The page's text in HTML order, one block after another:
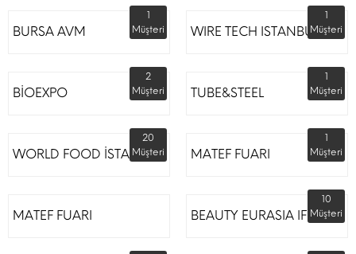
BURSA AVM
1
Müşteri
WIRE TECH ISTANBUL
1
Müşteri
BİOEXPO
2
Müşteri
TUBE&STEEL
1
Müşteri
WORLD FOOD İSTANBUL
20
Müşteri
MATEF FUARI
1
Müşteri
MATEF FUARI BEAUTY EURASIA IFM
10
Müşteri